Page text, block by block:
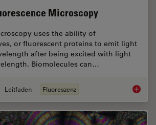
Microscopy
uses the ability of
or fluorescent proteins to emit light
after being excited with light
Biomolecules can…
Leitfaden Fluoreszenz A